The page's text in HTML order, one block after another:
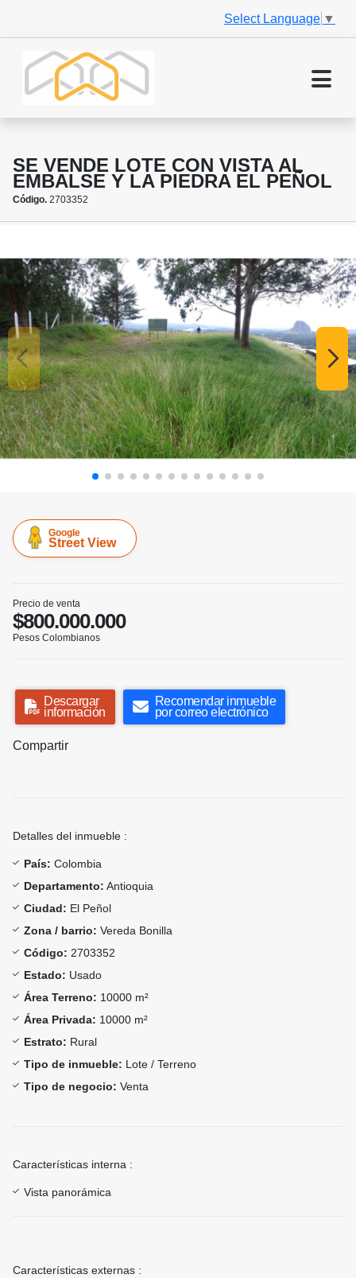
Select Language ▼
SE VENDE LOTE CON VISTA AL
EMBALSE Y LA PIEDRA EL PEÑOL
Código. 2703352
Google
Street View
Precio de venta
$800.000.000
Pesos Colombianos
Descargar
información
Recomendar inmueble
por correo electrónico
Compartir
Detalles del inmueble :
País: Colombia
Departamento: Antioquia
Ciudad: El Peñol
Zona / barrio: Vereda Bonilla
Código: 2703352
Estado: Usado
Área Terreno: 10000 m²
Área Privada: 10000 m²
Estrato: Rural
Tipo de inmueble: Lote / Terreno
Tipo de negocio: Venta
Características interna :
Vista panorámica
Características externas :